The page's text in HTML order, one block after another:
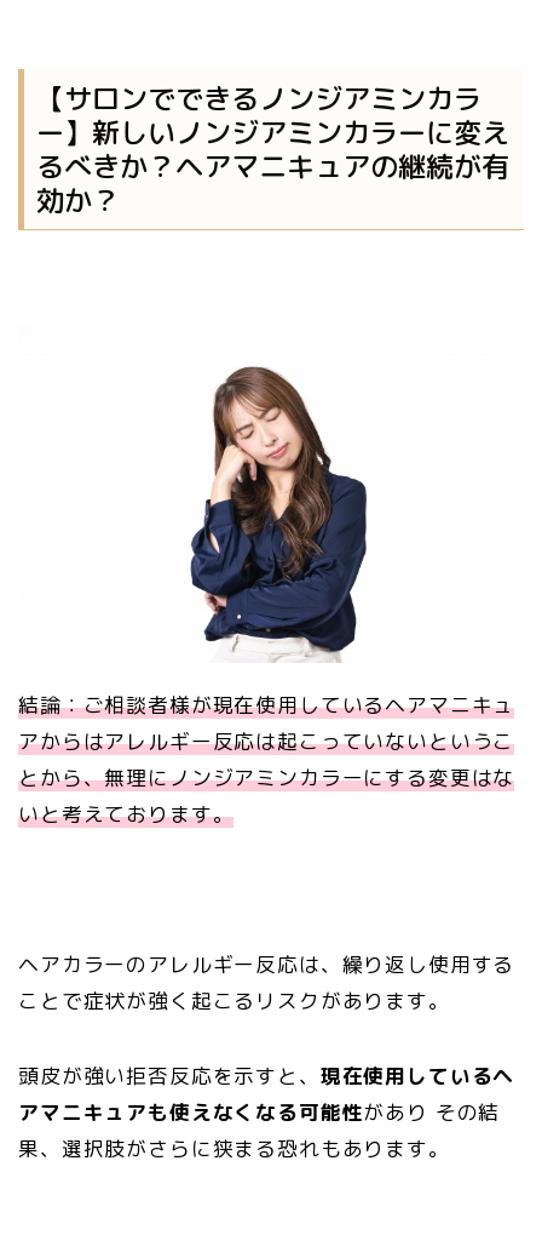
【サロンでできるノンジアミンカラ
ー】新しいノンジアミンカラーに変え
るべきか？ヘアマニキュアの継続が有
効か？
結論：ご相談者様が現在使用しているヘアマニキュ
アからはアレルギー反応は起こっていないというこ
とから、無理にノンジアミンカラーにする変更はな
いと考えております。
ヘアカラーのアレルギー反応は、繰り返し使用する
ことで症状が強く起こるリスクがあります。
頭皮が強い拒否反応を示すと、 現在使用しているヘ
アマニキュアも使えなくなる可能性があり その結
果、選択肢がさらに狭まる恐れもあります。